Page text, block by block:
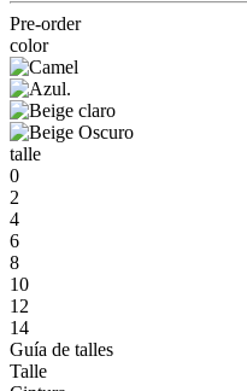
Pre-order
color
talle
0
2
4
6
8
10
12
14
Guía de talles
Talle